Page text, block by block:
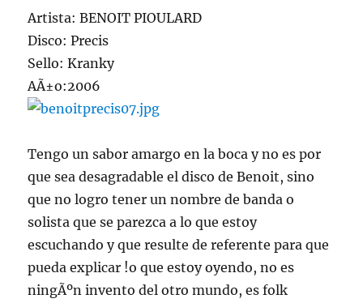
Artista: BENOIT PIOULARD
Disco: Precis
Sello: Kranky
AÃ±o:2006
Tengo un sabor amargo en la boca y no es por
que sea desagradable el disco de Benoit, sino
que no logro tener un nombre de banda o
solista que se parezca a lo que estoy
escuchando y que resulte de referente para que
pueda explicar !o que estoy oyendo, no es
ningÃºn invento del otro mundo, es folk